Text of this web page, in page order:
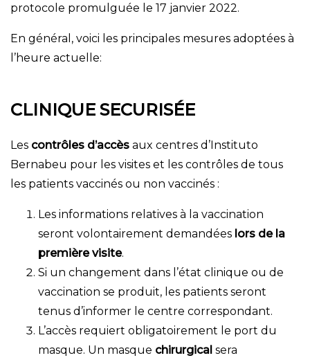
protocole promulguée le 17 janvier 2022.
En général, voici les principales mesures adoptées à
l’heure actuelle:
CLINIQUE SECURISÉE
Les contrôles d’accès aux centres d’Instituto
Bernabeu pour les visites et les contrôles de tous
les patients vaccinés ou non vaccinés :
Les informations relatives à la vaccination
seront volontairement demandées lors de la
première visite.
Si un changement dans l’état clinique ou de
vaccination se produit, les patients seront
tenus d’informer le centre correspondant.
L’accès requiert obligatoirement le port du
masque. Un masque chirurgical sera